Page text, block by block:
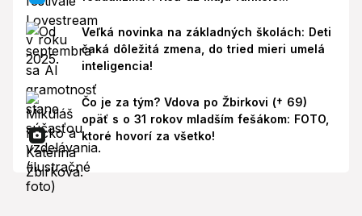
Veľká novinka na základných školách: Deti
čaká dôležitá zmena, do tried mieri umelá
inteligencia!
Čo je za tým? Vdova po Žbirkovi († 69)
opäť s o 31 rokov mladším fešákom: FOTO,
ktoré hovorí za všetko!